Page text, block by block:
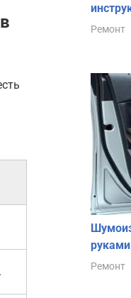
Ремонт
руками
Ремонт